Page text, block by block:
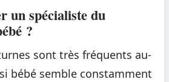
un spécialiste du
?
sont très fréquents au-
bébé semble constamment